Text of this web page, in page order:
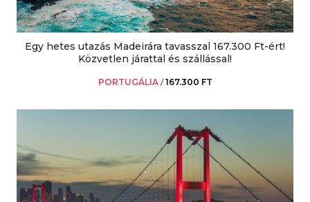
Egy hetes utazás Madeirára tavasszal 167.300 Ft-ért!
Közvetlen járattal és szállással!
PORTUGÁLIA /167.300 FT